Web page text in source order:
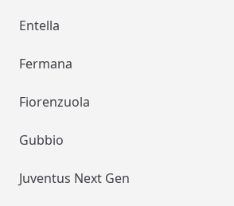
Entella
Fermana
Fiorenzuola
Gubbio
Juventus Next Gen